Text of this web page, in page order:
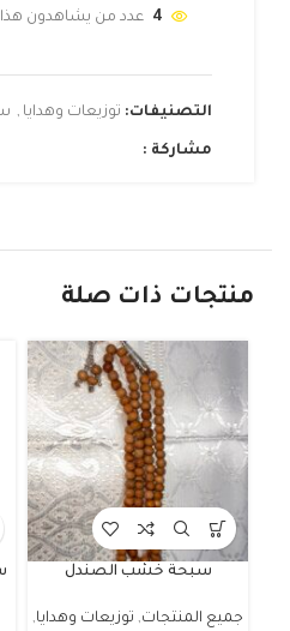
4 عدد من يشاهدون هذا
التصنيفات: توزيعات وهدايا ,
مشاركة :
منتجات ذات صلة
سبحة خشب الصندل
جميع المنتجات, توزيعات وهدايا,